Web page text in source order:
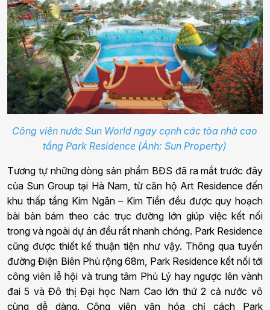
Công viên nước Sun World ngay cạnh các tòa nhà cao
tầng Park Residence (Ảnh: Sun Property)
Tương tự những dòng sản phẩm BĐS đã ra mắt trước đây
của Sun Group tại Hà Nam, từ căn hộ Art Residence đến
khu thấp tầng Kim Ngân – Kim Tiền đều được quy hoạch
bài bản bám theo các trục đường lớn giúp việc kết nối
trong và ngoài dự án đều rất nhanh chóng. Park Residence
cũng được thiết kế thuận tiện như vậy. Thông qua tuyến
đường Điện Biên Phủ rộng 68m, Park Residence kết nối tới
công viên lễ hội và trung tâm Phủ Lý hay ngược lên vành
đai 5 và Đô thị Đại học Nam Cao lớn thứ 2 cả nước vô
cùng dễ dàng. Công viên văn hóa chỉ cách Park